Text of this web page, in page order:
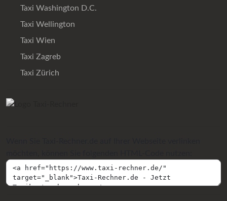
Taxi Washington D.C.
Taxi Wellington
Taxi Wien
Taxi Zagreb
Taxi Zürich